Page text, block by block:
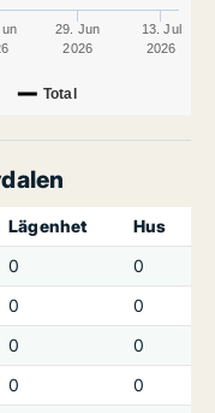
Total
29. Jun
2026
13. Jul
2026
Lägenhet
Hus
0
0
0
0
0
0
0
0